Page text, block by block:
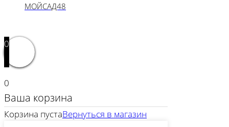
МОЙСАД48
0
0
Ваша корзина
Корзина пустаВернуться в магазин